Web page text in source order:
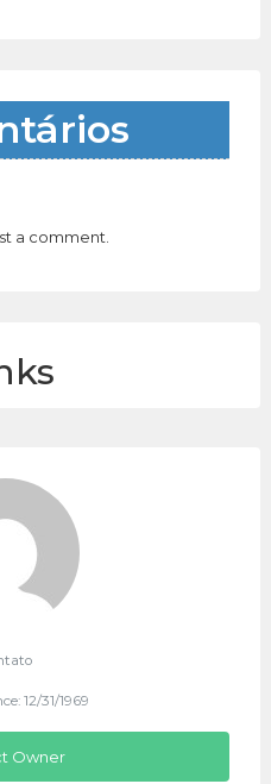
a comment.
12/31/1969
Owner